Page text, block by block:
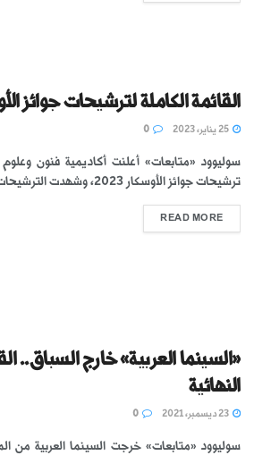
القائمة الكاملة لترشيحات جوائز
سوليوود «متابعات» أعلنت أكاديمية فنون
ترشيحات جوائز الأوسكار 2023، وشهدت الترشيحات منافسة كبيرة بين ...
READ MORE
«السينما العربية» خارج السباق..
النهائية
سوليوود «متابعات» خرجت السينما العربية من